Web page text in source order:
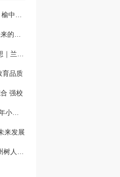
【城市四区340分，榆中321分征集】兰州衡文中学新高一征集志愿公告，多重学费减免同步上线，名额有限速抢！
兰州..中学：培育未来的摇篮
逆风再战，奔赴理想｜兰州衡文中学2027届中高考复读班，各年级火热招生中！
育品质
强校
兰州衡文中学2026年小升初补录公告
来发展
兰州衡文中学（兰州树人中学教育集团）关于2026年小升初5月19日—21日网络报名的重要通告